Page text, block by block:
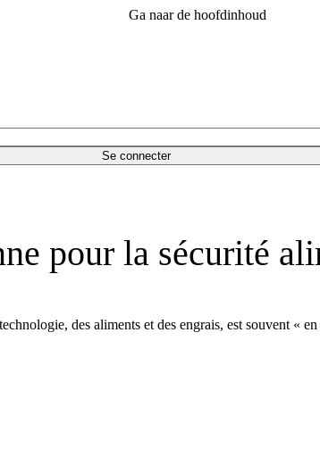
Ga naar de hoofdinhoud
Se connecter
pour la sécurité
des aliments et des engrais, est souvent «